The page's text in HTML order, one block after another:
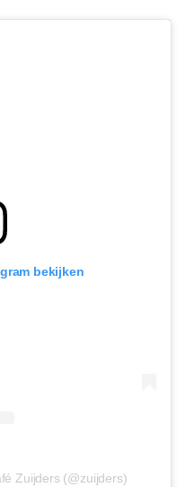
bekijken
Zuijders (@zuijders)